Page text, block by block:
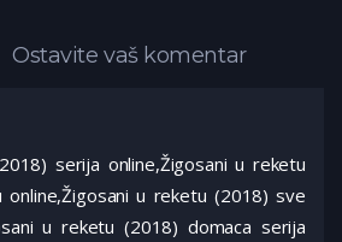
Ostavite vaš komentar
serija online,Žigosani u reketu
u reketu (2018) sve
u reketu (2018) domaca serija